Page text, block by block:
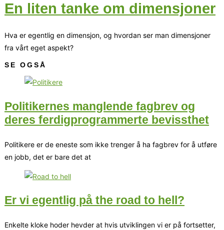
En liten tanke om dimensjoner
Hva er egentlig en dimensjon, og hvordan ser man dimensjoner
fra vårt eget aspekt?
SE OGSÅ
Politikernes manglende fagbrev og
deres ferdigprogrammerte bevissthet
Politikere er de eneste som ikke trenger å ha fagbrev for å utføre
en jobb, det er bare det at
Er vi egentlig på the road to hell?
Enkelte kloke hoder hevder at hvis utviklingen vi er på fortsetter,